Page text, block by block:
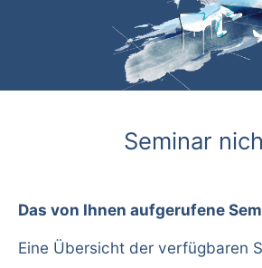
Seminar
Das von Ihnen aufgerufene
Eine Übersicht der verfügbaren